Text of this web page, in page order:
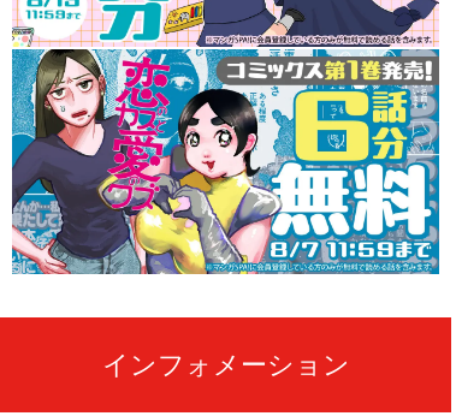
インフォメーション